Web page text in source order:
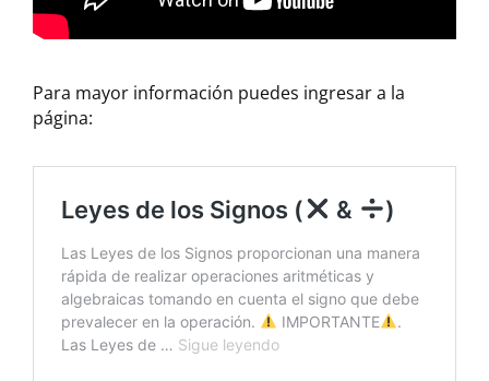
Para mayor información puedes ingresar a la
página: